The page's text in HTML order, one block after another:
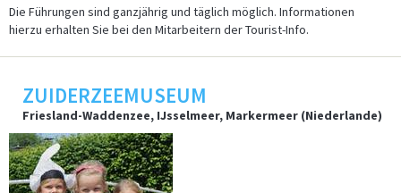
endlosen Strand…
Hunde lieben die Strände der Lübecker Bucht! Unsere maritimen
Strandhäuser am…mehr
Die Führungen sind ganzjährig und täglich möglich. Informationen
hierzu erhalten Sie bei den Mitarbeitern der Tourist-Info.
ZUIDERZEEMUSEUM
Friesland-Waddenzee, IJsselmeer, Markermeer (Niederlande)